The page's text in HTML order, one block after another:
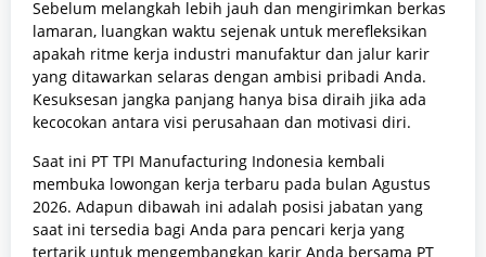
Sebelum melangkah lebih jauh dan mengirimkan berkas
lamaran, luangkan waktu sejenak untuk merefleksikan
apakah ritme kerja industri manufaktur dan jalur karir
yang ditawarkan selaras dengan ambisi pribadi Anda.
Kesuksesan jangka panjang hanya bisa diraih jika ada
kecocokan antara visi perusahaan dan motivasi diri.
Saat ini PT TPI Manufacturing Indonesia kembali
membuka lowongan kerja terbaru pada bulan Agustus
2026. Adapun dibawah ini adalah posisi jabatan yang
saat ini tersedia bagi Anda para pencari kerja yang
tertarik untuk mengembangkan karir Anda bersama PT